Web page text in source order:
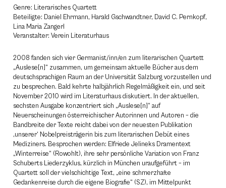
Genre: Literarisches Quartett
Beteiligte: Daniel Ehrmann, Harald Gschwandtner, David C. Pernkopf,
Lina Maria Zangerl
Veranstalter: Verein Literaturhaus
2008 fanden sich vier Germanist/inn/en zum literarischen Quartett
„Auslese[n]“ zusammen, um gemeinsam aktuelle Bücher aus dem
deutschsprachigen Raum an der Universität Salzburg vorzustellen und
zu besprechen. Bald kehrte halbjährlich Regelmäßigkeit ein, und seit
November 2010 wird im Literaturhaus diskutiert. In der aktuellen,
sechsten Ausgabe konzentriert sich „Auslese[n]“ auf
Neuerscheinungen österreichischer Autorinnen und Autoren – die
Bandbreite der Texte reicht dabei von der neuesten Publikation
‚unserer‘ Nobelpreisträgerin bis zum literarischen Debüt eines
Mediziners. Besprochen werden: Elfriede Jelineks Dramentext
„Winterreise“ (Rowohlt), ihre sehr persönliche Variation von Franz
Schuberts Liederzyklus, kürzlich in München uraufgeführt – im
Quartett soll der vielschichtige Text, „eine schmerzhafte
Gedankenreise durch die eigene Biografie“ (SZ), im Mittelpunkt